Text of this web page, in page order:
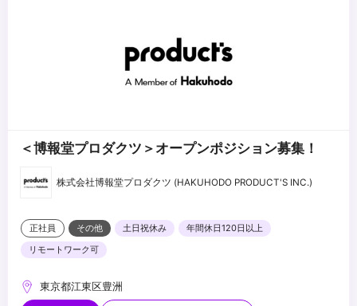
・ 責任感と達成感を持ち、チームで協力して業務に取り組む姿勢
・ 映像や最新のビジュアル制作に高い関心のある方
＜博報堂プロダクツ＞オープンポジション募集！
株式会社博報堂プロダクツ (HAKUHODO PRODUCT'S INC.)
正社員 その他 土日祝休み
年間休日120日以上
リモートワーク可
東京都江東区豊洲